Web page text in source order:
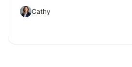
Cathy